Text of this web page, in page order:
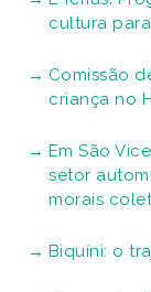
cultura
Comissão
criança no
Em São
setor
morais
Biquíni: o